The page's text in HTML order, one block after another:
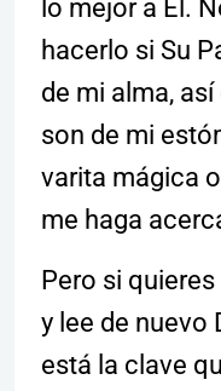
lo mejor a Él.
hacerlo si Su
de mi alma,
son de mi
varita mágica
me haga
Pero si
y lee de nuevo
está la clave